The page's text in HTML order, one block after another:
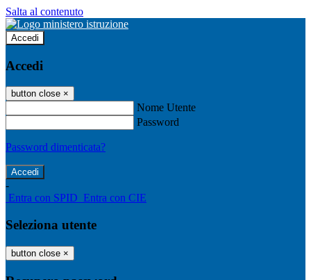
Salta al contenuto
Accedi
Accedi
button close ×
Nome Utente
Password
Password dimenticata?
-
Entra con SPID Entra con CIE
Seleziona utente
button close ×